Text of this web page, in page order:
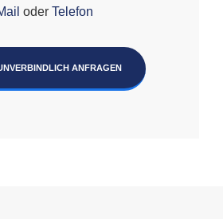
oder Telefon
ANFRAGEN